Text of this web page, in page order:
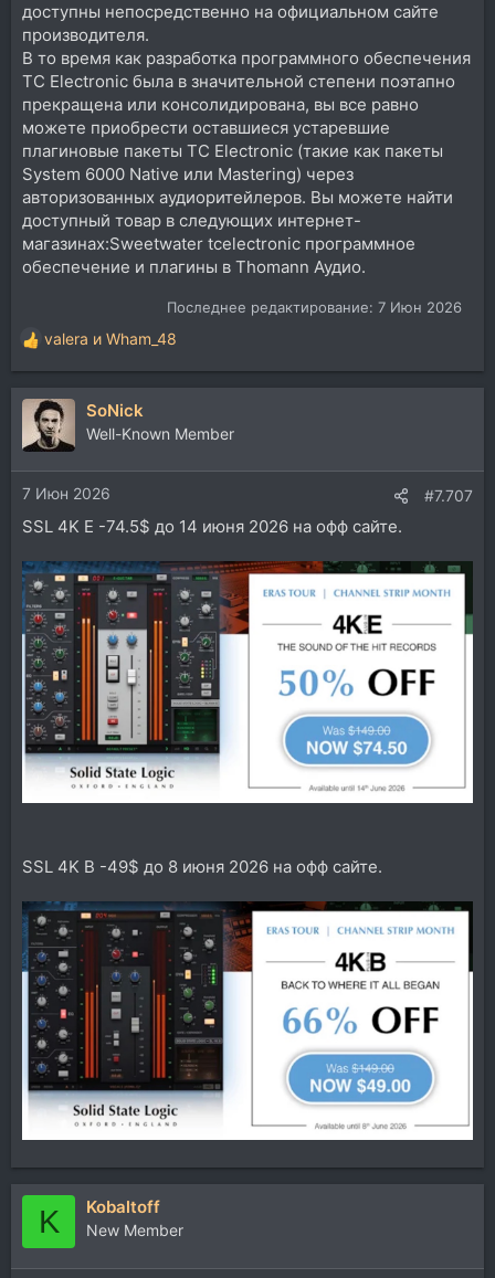
доступны непосредственно на официальном сайте
производителя.
В то время как разработка программного обеспечения
TC Electronic была в значительной степени поэтапно
прекращена или консолидирована, вы все равно
можете приобрести оставшиеся устаревшие
плагиновые пакеты TC Electronic (такие как пакеты
System 6000 Native или Mastering) через
авторизованных аудиоритейлеров. Вы можете найти
доступный товар в следующих интернет-
магазинах:Sweetwater tcelectronic программное
обеспечение и плагины в Thomann Аудио.
Последнее редактирование: 7 Июн 2026
Р
е
а
и
и
:
valera и Wham_48
SoNick
Well-Known Member
7 Июн 2026 #7.707
SSL 4K E -74.5$ до 14 июня 2026 на офф сайте.
SSL 4K B -49$ до 8 июня 2026 на офф сайте.
K Kobaltoff
New Member